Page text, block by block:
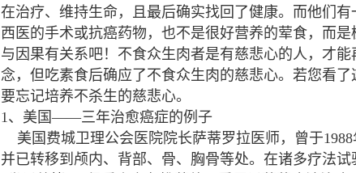
在治疗、维持生命，且最后确实找回了健康。而他们
西医的手术或抗癌药物，也不是很好营养的荤食，而
与因果有关系吧！不食众生肉者是有慈悲心的人，才
念，但吃素食后确应了不食众生肉的慈悲心。若您看
要忘记培养不杀生的慈悲心。
1、美国——三年治愈癌症的例子
美国费城卫理公会医院院长萨蒂罗拉医师，曾于
并已转移到颅内、背部、骨、胸骨等处。在诸多疗法